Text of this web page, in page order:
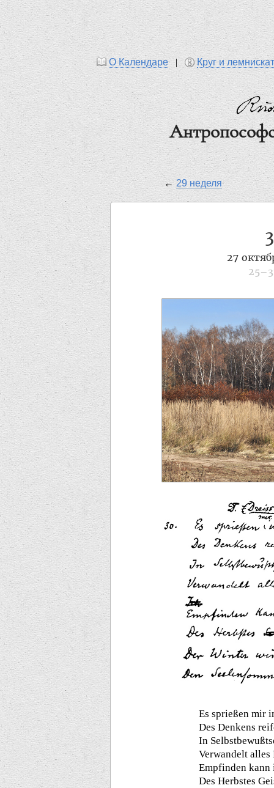
О Календаре| Круг и
← 29 неделя
27
Es sprießen mir
Des Denkens
In
Verwandelt alles
Empfinden
Des Herbstes